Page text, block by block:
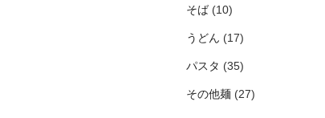
そば(10)
うどん (17)
パスタ (35)
その他麺(27)